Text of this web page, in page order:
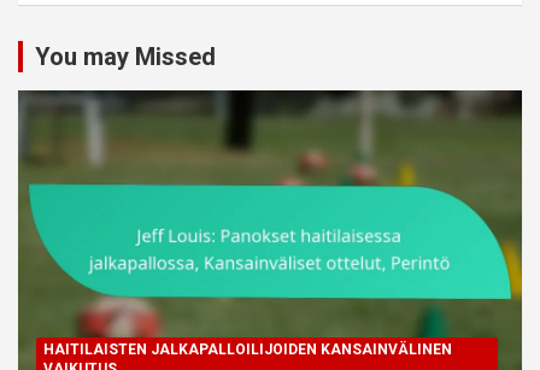
You may Missed
HAITILAISTEN JALKAPALLOILIJOIDEN KANSAINVÄLINEN